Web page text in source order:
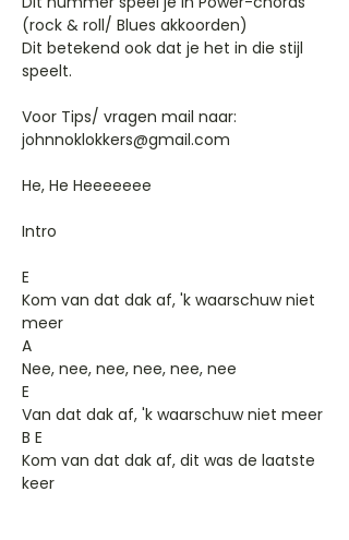
(rock & roll/ Blues akkoorden)
Dit betekend ook dat je het in die stijl
speelt.
Voor Tips/ vragen mail naar:
johnnoklokkers@gmail.com
He, He Heeeeeee
Intro
E
Kom van dat dak af, 'k waarschuw niet
meer
A
Nee, nee, nee, nee, nee, nee
E
Van dat dak af, 'k waarschuw niet meer
B E
Kom van dat dak af, dit was de laatste
keer